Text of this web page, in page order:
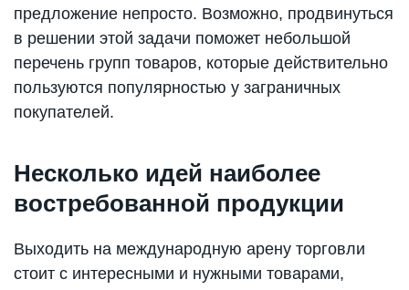
предложение непросто. Возможно, продвинуться
в решении этой задачи поможет небольшой
перечень групп товаров, которые действительно
пользуются популярностью у заграничных
покупателей.
Несколько идей наиболее
востребованной продукции
Выходить на международную арену торговли
стоит с интересными и нужными товарами,